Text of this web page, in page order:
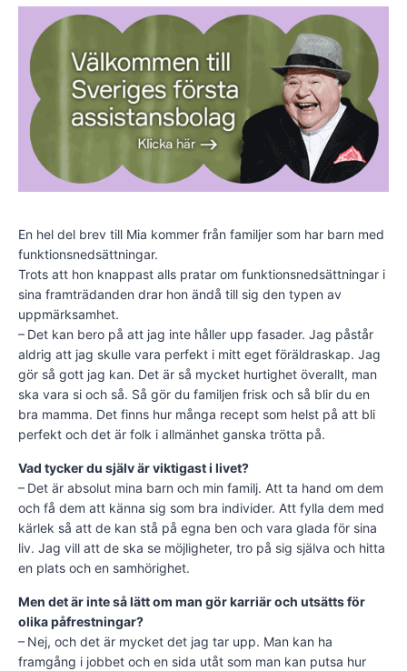
En hel del brev till Mia kommer från familjer som har barn med
funktionsnedsättningar.
Trots att hon knappast alls pratar om funktionsnedsättningar i
sina framträdanden drar hon ändå till sig den typen av
uppmärksamhet.
– Det kan bero på att jag inte håller upp fasader. Jag påstår
aldrig att jag skulle vara perfekt i mitt eget föräldraskap. Jag
gör så gott jag kan. Det är så mycket hurtighet överallt, man
ska vara si och så. Så gör du familjen frisk och så blir du en
bra mamma. Det finns hur många recept som helst på att bli
perfekt och det är folk i allmänhet ganska trötta på.
Vad tycker du själv är viktigast i livet?
– Det är absolut mina barn och min familj. Att ta hand om dem
och få dem att känna sig som bra individer. Att fylla dem med
kärlek så att de kan stå på egna ben och vara glada för sina
liv. Jag vill att de ska se möjligheter, tro på sig själva och hitta
en plats och en samhörighet.
Men det är inte så lätt om man gör karriär och utsätts för
olika påfrestningar?
– Nej, och det är mycket det jag tar upp. Man kan ha
framgång i jobbet och en sida utåt som man kan putsa hur